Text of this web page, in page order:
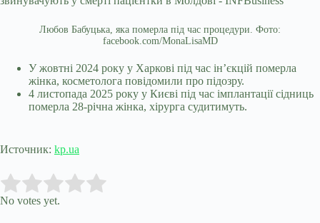
Любов Бабуцька, яка померла під час процедури. Фото:
facebook.com/MonaLisaMD
У жовтні 2024 року у Харкові під час ін’єкцій померла
жінка, косметолога повідомили про підозру.
4 листопада 2025 року у Києві під час імплантації сідниць
померла 28-річна жінка, хірурга судитимуть.
Источник: kp.ua
Rate this item:
No votes yet.